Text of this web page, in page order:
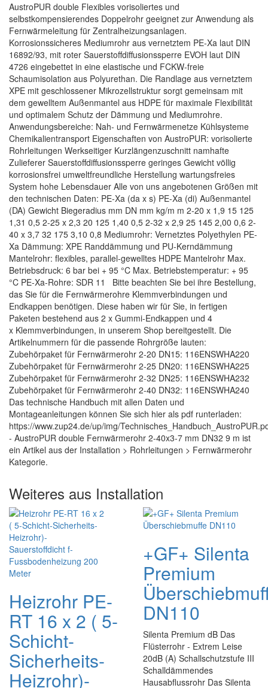
AustroPUR double Flexibles vorisoliertes und
selbstkompensierendes Doppelrohr geeignet zur Anwendung als
Fernwärmeleitung für Zentralheizungsanlagen.
Korrosionssicheres Mediumrohr aus vernetztem PE-Xa laut DIN
16892/93, mit roter Sauerstoffdiffusionssperre EVOH laut DIN
4726 eingebettet in eine elastische und FCKW-freie
Schaumisolation aus Polyurethan. Die Randlage aus vernetztem
XPE mit geschlossener Mikrozellstruktur sorgt gemeinsam mit
dem gewelltem Außenmantel aus HDPE für maximale Flexibilität
und optimalem Schutz der Dämmung und Mediumrohre.
Anwendungsbereiche: Nah- und Fernwärmenetze Kühlsysteme
Chemikalientransport Eigenschaften von AustroPUR: vorisolierte
Rohrleitungen Werkseitiger Kurzlängenzuschnitt namhafte
Zulieferer Sauerstoffdiffusionssperre geringes Gewicht völlig
korrosionsfrei umweltfreundliche Herstellung wartungsfreies
System hohe Lebensdauer Alle von uns angebotenen Größen mit
den technischen Daten: PE-Xa (da x s) PE-Xa (di) Außenmantel
(DA) Gewicht Biegeradius mm DN mm kg/m m 2-20 x 1,9 15 125
1,31 0,5 2-25 x 2,3 20 125 1,40 0,5 2-32 x 2,9 25 145 2,00 0,6 2-
40 x 3,7 32 175 3,10 0,8 Mediumrohr: Vernetztes Polyethylen PE-
Xa Dämmung: XPE Randdämmung und PU-Kerndämmung
Mantelrohr: flexibles, parallel-gewelltes HDPE Mantelrohr Max.
Betriebsdruck: 6 bar bei + 95 °C Max. Betriebstemperatur: + 95
°C PE-Xa-Rohre: SDR 11 Bitte beachten Sie bei ihre Bestellung,
das Sie für die Fernwärmerohre Klemmverbindungen und
Endkappen benötigen. Diese haben wir für Sie, in fertigen
Paketen bestehend aus 2 x Gummi-Endkappen und 4
x Klemmverbindungen, in unserem Shop bereitgestellt. Die
Artikelnummern für die passende Rohrgröße lauten:
Zubehörpaket für Fernwärmerohr 2-20 DN15: 116ENSWHA220
Zubehörpaket für Fernwärmerohr 2-25 DN20: 116ENSWHA225
Zubehörpaket für Fernwärmerohr 2-32 DN25: 116ENSWHA232
Zubehörpaket für Fernwärmerohr 2-40 DN32: 116ENSWHA240
Das technische Handbuch mit allen Daten und
Montageanleitungen können Sie sich hier als pdf runterladen:
https://www.zup24.de/up/img/
- AustroPUR double Fernwärmerohr 2-40x3-7 mm DN32 9 m ist
ein Artikel aus der Installation > Rohrleitungen > Fernwärmerohr
Kategorie.
Weiteres aus Installation
Heizrohr PE-
RT 16 x 2 ( 5-
Schicht-
Sicherheits-
Heizrohr)-
+GF+ Silenta
Premium
DN110
Silenta Premium dB Das
Flüsterrohr - Extrem Leise
20dB (A) Schallschutzstufe III
Schalldämmendes
Hausabflussrohr Das Silenta